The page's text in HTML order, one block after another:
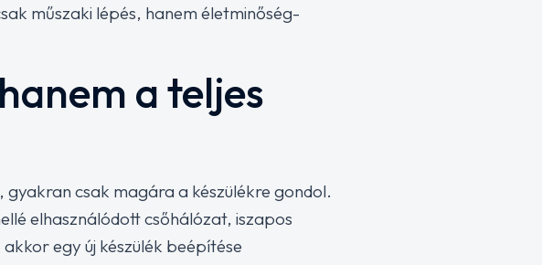
műszaki lépés, hanem életminőség-
a teljes
csak magára a készülékre gondol.
elhasználódott csőhálózat, iszapos
egy új készülék beépítése